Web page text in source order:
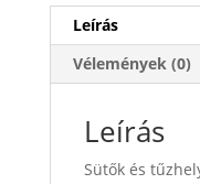
Leírás
Vélemények (0)
Leírás
Sütők és